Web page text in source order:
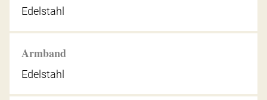
Edelstahl
Armband
Edelstahl